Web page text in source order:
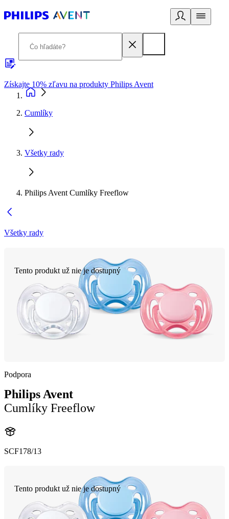
Získajte 10% zľavu na produkty Philips Avent
Cumlíky
Všetky rady
Philips Avent Cumlíky Freeflow
Všetky rady
Tento produkt už nie je dostupný
Podpora
Philips Avent
Cumlíky Freeflow
SCF178/13
Tento produkt už nie je dostupný